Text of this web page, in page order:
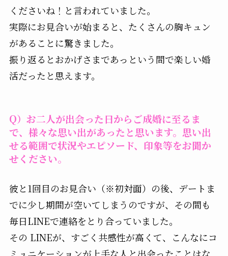
くださいね！と言われていました。
実際にお見合いが始まると、たくさんの胸キュン
があることに驚きました。
振り返るとおかげさまであっという間で楽しい婚
活だったと思えます。
Q）お二人が出会った日からご成婚に至るま
で、様々な思い出があったと思います。思い出
せる範囲で状況やエピソード、印象等をお聞か
せください。
彼と1回目のお見合い（※初対面）の後、デートま
でに少し期間が空いてしまうのですが、その間も
毎日LINEで連絡をとり合っていました。
その LINEが、すごく共感性が高くて、こんなにコ
ミュニケーションが上手な人と出会ったことはな